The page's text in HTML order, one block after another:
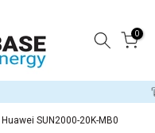
0
SUN2000-20K-MB0